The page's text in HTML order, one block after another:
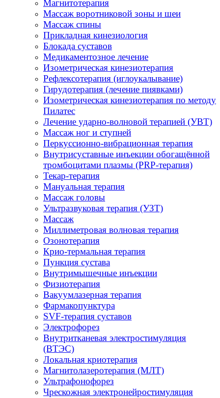
Магнитотерапия
Массаж воротниковой зоны и шеи
Массаж спины
Прикладная кинезиология
Блокада суставов
Медикаментозное лечение
Изометрическая кинезиотерапия
Рефлексотерапия (иглоукалывание)
Гирудотерапия (лечение пиявками)
Изометрическая кинезиотерапия по методу
Пилатес
Лечение ударно-волновой терапией (УВТ)
Массаж ног и ступней
Перкуссионно-вибрационная терапия
Внутрисуставные инъекции обогащённой
тромбоцитами плазмы (PRP-терапия)
Текар-терапия
Мануальная терапия
Массаж головы
Ультразвуковая терапия (УЗТ)
Массаж
Миллиметровая волновая терапия
Озонотерапия
Крио-термальная терапия
Пункция сустава
Внутримышечные инъекции
Физиотерапия
Вакуумлазерная терапия
Фармакопунктура
SVF-терапия суставов
Электрофорез
Внутритканевая электростимуляция
(ВТЭС)
Локальная криотерапия
Магнитолазеротерапия (МЛТ)
Ультрафонофорез
Чрескожная электронейростимуляция